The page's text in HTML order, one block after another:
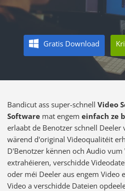
Gratis Download
Bandicut ass super-schnell Video
Software mat engem einfach ze
erlaabt de Benotzer schnell
wärend d'original Videoqualitéit
D'Benotzer kënnen och Audio vum
extrahéieren, verschidde
oder méi Deeler aus engem Video
Video a verschidde Dateien